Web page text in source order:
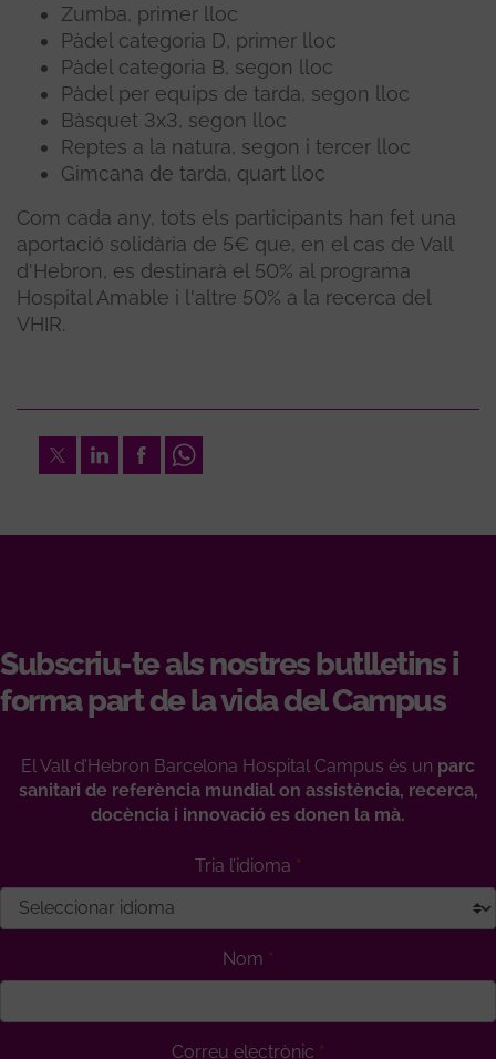
Zumba, primer lloc
Pàdel categoria D, primer lloc
Pàdel categoria B, segon lloc
Pàdel per equips de tarda, segon lloc
Bàsquet 3x3, segon lloc
Reptes a la natura, segon i tercer lloc
Gimcana de tarda, quart lloc
Com cada any, tots els participants han fet una
aportació solidària de 5€ que, en el cas de Vall
d'Hebron, es destinarà el 50% al programa
Hospital Amable i l'altre 50% a la recerca del
VHIR.
TwitterLinkedInFacebookWhatsapp
Subscriu-te als nostres butlletins i
forma part de la vida del Campus
El Vall d’Hebron Barcelona Hospital Campus és un parc
sanitari de referència mundial on assistència, recerca,
docència i innovació es donen la mà.
Tria l’idioma
Nom
Correu electrònic